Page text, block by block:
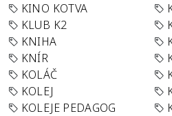
KINO KOTVA
KLUB K2
KNIHA
KNÍR
KOLÁČ
KOLEJ
KOLEJE PEDAGOG